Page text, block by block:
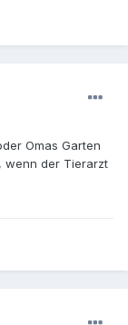
Omas Garten
wenn der Tierarzt